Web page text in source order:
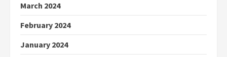
March 2024
February 2024
January 2024